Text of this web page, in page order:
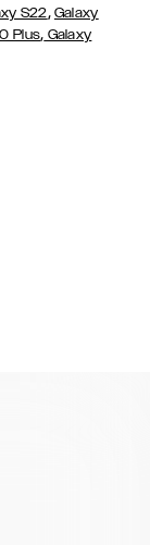
S22, Galaxy
Plus, Galaxy